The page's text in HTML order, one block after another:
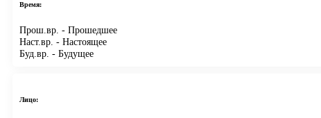
Время:
Прош.вр. - Прошедшее
Наст.вр. - Настоящее
Буд.вр. - Будущее
Лицо: